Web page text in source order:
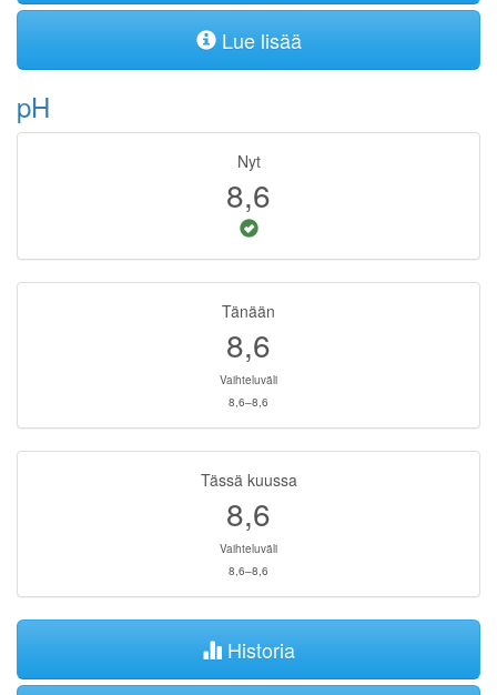
Lue lisää
pH
Nyt
8,6
Tänään
8,6
Vaihteluväli
8,6–8,6
Tässä kuussa
8,6
Vaihteluväli
8,6–8,6
Historia